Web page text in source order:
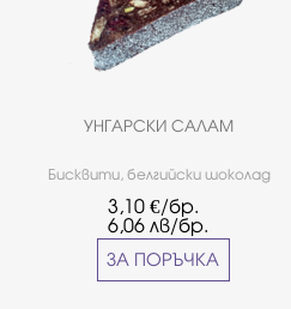
УНГАРСКИ САЛАМ
Бисквити, белгийски шоколад
шамфъстък, пълномаслено
какао, червени боровинки,
3,10 €/бр.
6,06 лв/бр.
ЗА ПОРЪЧКА